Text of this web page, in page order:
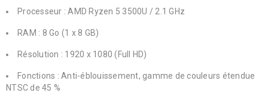
Processeur : AMD Ryzen 5 3500U / 2.1 GHz
RAM : 8 Go (1 x 8 GB)
Résolution : 1920 x 1080 (Full HD)
Fonctions : Anti-éblouissement, gamme de couleurs étendue
NTSC de 45 %